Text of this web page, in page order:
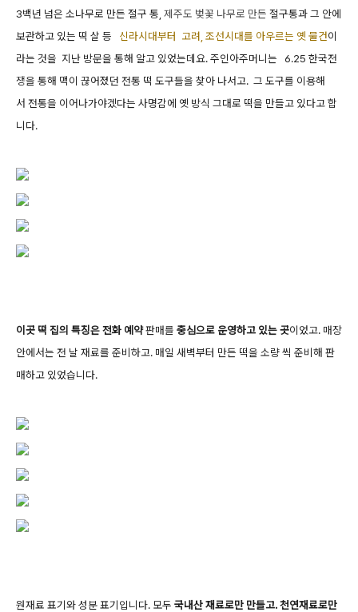
3백년 넘은 소나무로 만든 절구 통, 제주도 벚꽃 나무로 만든 절구통과 그 안에
보관하고 있는 떡 살 등 신라시대부터 고려, 조선시대를 아우르는 옛 물건이
라는 것을 지난 방문을 통해 알고 있었는데요. 주인아주머니는 6.25 한국전
쟁을 통해 맥이 끊어졌던 전통 떡 도구들을 찾아 나서고. 그 도구를 이용해
서 전통을 이어나가야겠다는 사명감에 옛 방식 그대로 떡을 만들고 있다고 합
니다.
이곳 떡 집의 특징은전화 예약판매를 중심으로 운영하고 있는 곳이었고. 매장
안에서는 전 날 재료를 준비하고. 매일 새벽부터 만든 떡을 소량 씩 준비해 판
매하고 있었습니다.
원재료 표기와 성분 표기입니다. 모두 국내산 재료로만 만들고. 천연재료로만